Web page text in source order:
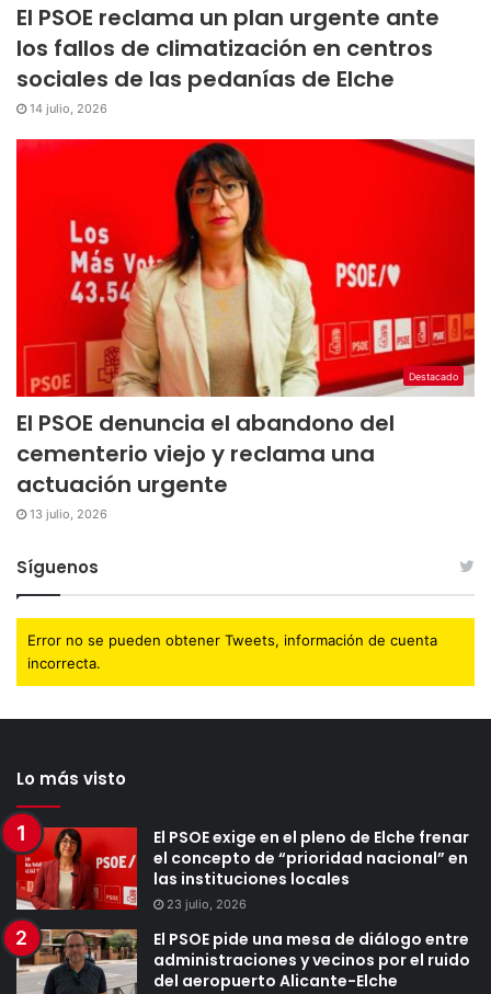
El PSOE reclama un plan urgente ante
los fallos de climatización en centros
sociales de las pedanías de Elche
14 julio, 2026
Destacado
El PSOE denuncia el abandono del
cementerio viejo y reclama una
actuación urgente
13 julio, 2026
Síguenos
Error no se pueden obtener Tweets, información de cuenta
incorrecta.
Lo más visto
El PSOE exige en el pleno de Elche frenar
el concepto de “prioridad nacional” en
las instituciones locales
23 julio, 2026
El PSOE pide una mesa de diálogo entre
administraciones y vecinos por el ruido
del aeropuerto Alicante-Elche